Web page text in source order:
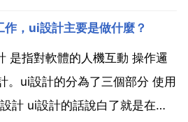
廣企業的品牌，知名企 zhi業的
得以延...
，ui設計主要是做什麼？
是指對軟體的人機互動 操作邏
。ui設計的分為了三個部分 使用
計 ui設計的話說白了就是在設